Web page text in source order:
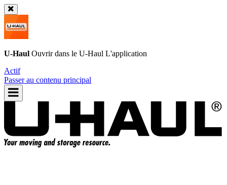
U-Haul Ouvrir dans le U-Haul L'application
Actif
Passer au contenu principal